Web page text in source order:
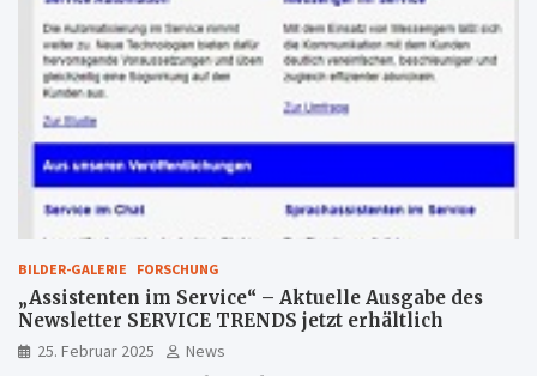
BILDER-GALERIE FORSCHUNG
„Assistenten im Service“ – Aktuelle Ausgabe des
Newsletter SERVICE TRENDS jetzt erhältlich
25. Februar 2025
News